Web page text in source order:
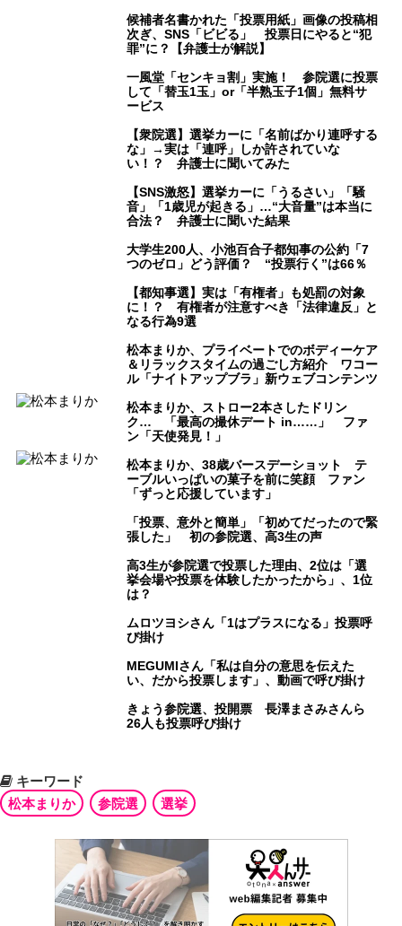
候補者名書かれた「投票用紙」画像の投稿相
次ぎ、SNS「ビビる」 投票日にやると“犯
罪”に？【弁護士が解説】
一風堂「センキョ割」実施！ 参院選に投票
して「替玉1玉」or「半熟玉子1個」無料サ
ービス
【衆院選】選挙カーに「名前ばかり連呼する
な」→実は「連呼」しか許されていな
い！？ 弁護士に聞いてみた
【SNS激怒】選挙カーに「うるさい」「騒
音」「1歳児が起きる」…“大音量”は本当に
合法？ 弁護士に聞いた結果
大学生200人、小池百合子都知事の公約「7
つのゼロ」どう評価？ “投票行く”は66％
【都知事選】実は「有権者」も処罰の対象
に！？ 有権者が注意すべき「法律違反」と
なる行為9選
松本まりか、プライベートでのボディーケア
＆リラックスタイムの過ごし方紹介 ワコー
ル「ナイトアップブラ」新ウェブコンテンツ
松本まりか、ストロー2本さしたドリン
ク… 「最高の撮休デート in……」 ファ
ン「天使発見！」
松本まりか、38歳バースデーショット テ
ーブルいっぱいの菓子を前に笑顔 ファン
「ずっと応援しています」
「投票、意外と簡単」「初めてだったので緊
張した」 初の参院選、高3生の声
高3生が参院選で投票した理由、2位は「選
挙会場や投票を体験したかったから」、1位
は？
ムロツヨシさん「1はプラスになる」投票呼
び掛け
MEGUMIさん「私は自分の意思を伝えた
い、だから投票します」、動画で呼び掛け
きょう参院選、投開票 長澤まさみさんら
26人も投票呼び掛け
キーワード
松本まりか
参院選 選挙